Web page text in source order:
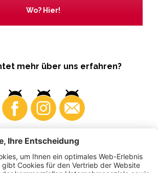
Wo? Hier!
mehr über uns erfahren?
Produzenten